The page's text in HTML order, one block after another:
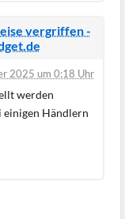
vergriffen -
2025 um 0:18 Uhr
werden
einigen Händlern